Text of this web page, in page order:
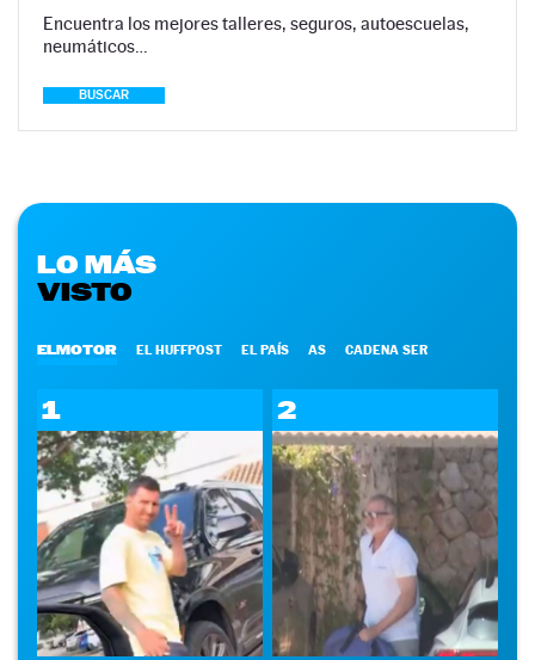
Encuentra los mejores talleres, seguros, autoescuelas,
neumáticos…
BUSCAR
LO MÁS
VISTO
ELMOTOR EL HUFFPOST EL PAÍS AS CADENA SER
1 2